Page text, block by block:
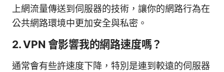
上網流量傳送到伺服器的技術，讓你的網路行為在
公共網路環境中更加安全與私密。
2. VPN 會影響我的網路速度嗎？
通常會有些許速度下降，特別是連到較遠的伺服器